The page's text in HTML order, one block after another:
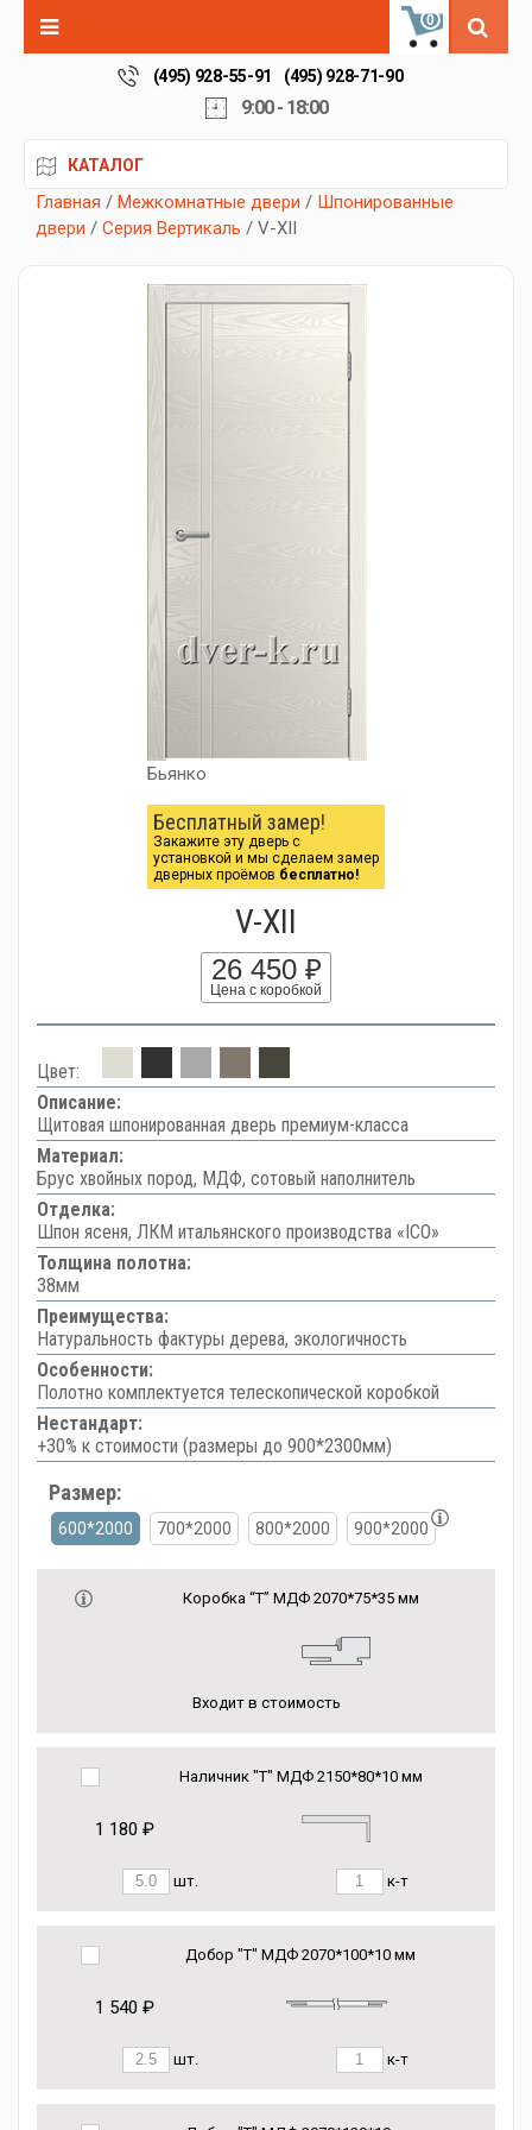
0
(495) 928-55-91 (495) 928-71-90
9:00 - 18:00
КАТАЛОГ
Главная / Межкомнатные двери / Шпонированные
двери / Серия Вертикаль / V-XII
Бьянко
Бесплатный замер!
Закажите эту дверь с
установкой и мы сделаем замер
дверных проёмов бесплатно!
V-XII
26 450 ₽
Цена с коробкой
Цвет:
Описание:
Щитовая шпонированная дверь премиум-класса
Материал:
Брус хвойных пород, МДФ, сотовый наполнитель
Отделка:
Шпон ясеня, ЛКМ итальянского производства «ICO»
Толщина полотна:
38мм
Преимущества:
Натуральность фактуры дерева, экологичность
Особенности:
Полотно комплектуется телескопической коробкой
Нестандарт:
+30% к стоимости (размеры до 900*2300мм)
Размер:
600*2000 700*2000 800*2000 900*2000
Коробка “Т” МДФ 2070*75*35 мм
Входит в стоимость
Наличник "Т" МДФ 2150*80*10 мм
1 180 ₽
шт. к-т
Добор "Т" МДФ 2070*100*10 мм
1 540 ₽
шт. к-т